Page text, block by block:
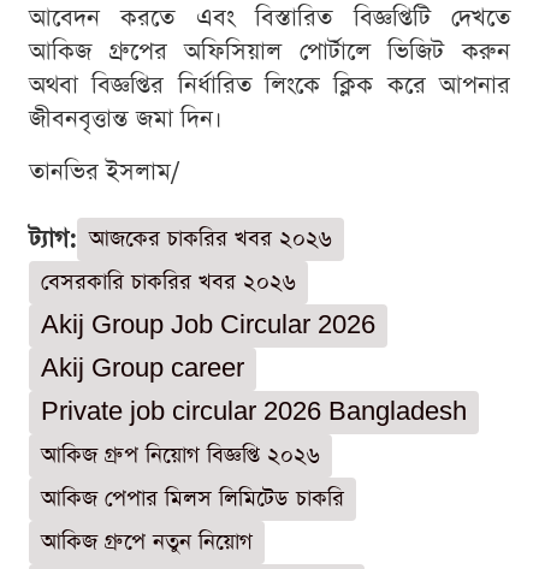
আবেদন করতে এবং বিস্তারিত বিজ্ঞপ্তিটি দেখতে
আকিজ গ্রুপের অফিসিয়াল পোর্টালে ভিজিট করুন
অথবা বিজ্ঞপ্তির নির্ধারিত লিংকে ক্লিক করে আপনার
জীবনবৃত্তান্ত জমা দিন।
তানভির ইসলাম/
ট্যাগ: আজকের চাকরির খবর ২০২৬
বেসরকারি চাকরির খবর ২০২৬
Akij Group Job Circular 2026
Akij Group career
Private job circular 2026 Bangladesh
আকিজ গ্রুপ নিয়োগ বিজ্ঞপ্তি ২০২৬
আকিজ পেপার মিলস লিমিটেড চাকরি
আকিজ গ্রুপে নতুন নিয়োগ